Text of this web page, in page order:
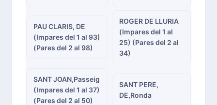
PAU CLARIS, DE
(Impares del 1 al 93)
(Pares del 2 al 98)
ROGER DE LLURIA
(Impares del 1 al
25) (Pares del 2 al
34)
SANT JOAN,Passeig
(Impares del 1 al 37)
(Pares del 2 al 50)
SANT PERE,
DE,Ronda